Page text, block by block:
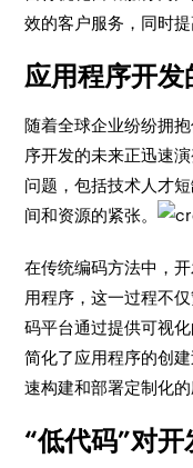
效的客户服务，同时
应用程序开发
随着全球企业纷纷拥
序开发的未来正迅速
问题，包括技术人才
间和资源的紧张。
在传统编码方法中，
用程序，这一过程不
码平台通过提供可视
简化了应用程序的创
速构建和部署定制化的
“低代码”对开